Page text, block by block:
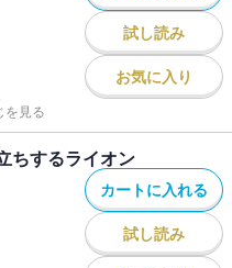
試し読み
お気に入り
を見る
するライオン
カートに入れる
試し読み